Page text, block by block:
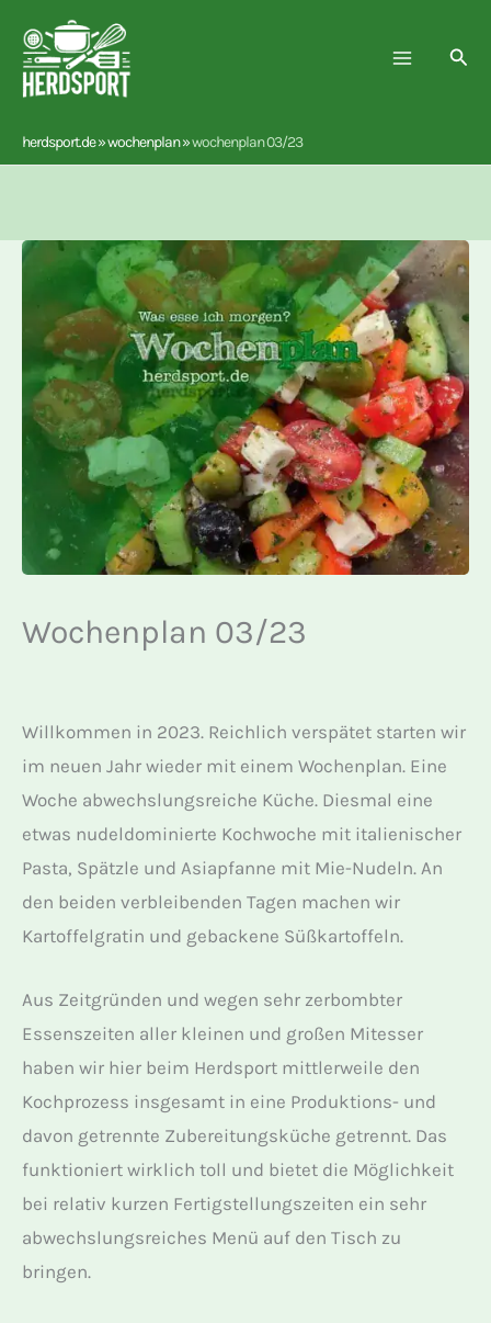
Inhalt
springen
herdsport.de»wochenplan»wochenplan 03/23
Wochenplan 03/23
Willkommen in 2023. Reichlich verspätet starten wir
im neuen Jahr wieder mit einem Wochenplan. Eine
Woche abwechslungsreiche Küche. Diesmal eine
etwas nudeldominierte Kochwoche mit italienischer
Pasta, Spätzle und Asiapfanne mit Mie-Nudeln. An
den beiden verbleibenden Tagen machen wir
Kartoffelgratin und gebackene Süßkartoffeln.
Aus Zeitgründen und wegen sehr zerbombter
Essenszeiten aller kleinen und großen Mitesser
haben wir hier beim Herdsport mittlerweile den
Kochprozess insgesamt in eine Produktions- und
davon getrennte Zubereitungsküche getrennt. Das
funktioniert wirklich toll und bietet die Möglichkeit
bei relativ kurzen Fertigstellungszeiten ein sehr
abwechslungsreiches Menü auf den Tisch zu
bringen.